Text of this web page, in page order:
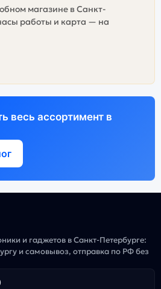
магазине в Санкт-
работы и карта — на
весь ассортимент в
и гаджетов в Санкт-Петербурге:
и самовывоз, отправка по РФ без